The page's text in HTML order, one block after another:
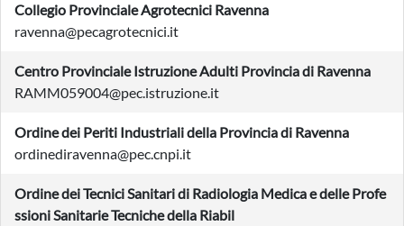
Collegio Provinciale Agrotecnici Ravenna
ravenna@pecagrotecnici.it
Centro Provinciale Istruzione Adulti Provincia di Ravenna
RAMM059004@pec.istruzione.it
Ordine dei Periti Industriali della Provincia di Ravenna
ordinediravenna@pec.cnpi.it
Ordine dei Tecnici Sanitari di Radiologia Medica e delle Profe
ssioni Sanitarie Tecniche della Riabil